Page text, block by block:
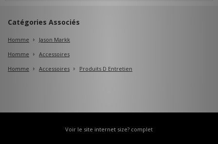
Catégories Associés
Homme
Jason Markk
Homme
Accessoires
Homme
Accessoires Produits D Entretien
Voir le site internet size? complet